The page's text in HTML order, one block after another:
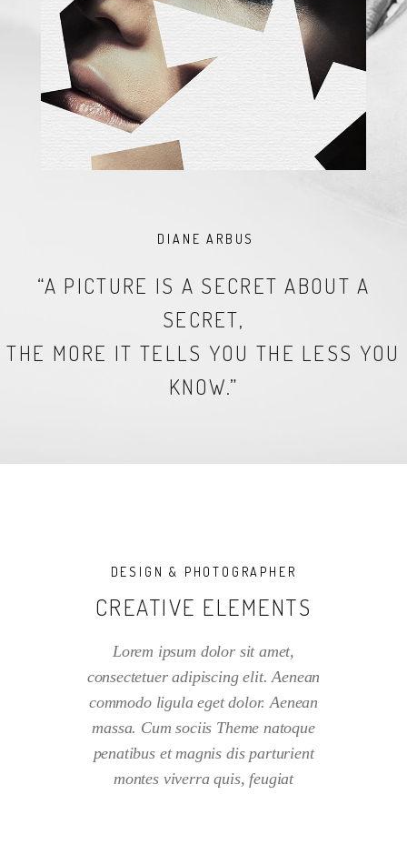
DIANE ARBUS
“A PICTURE IS A SECRET ABOUT A
SECRET,
THE MORE IT TELLS YOU THE LESS YOU
KNOW.”
DESIGN & PHOTOGRAPHER
CREATIVE ELEMENTS
Lorem ipsum dolor sit amet,
consectetuer adipiscing elit. Aenean
commodo ligula eget dolor. Aenean
massa. Cum sociis Theme natoque
penatibus et magnis dis parturient
montes viverra quis, feugiat